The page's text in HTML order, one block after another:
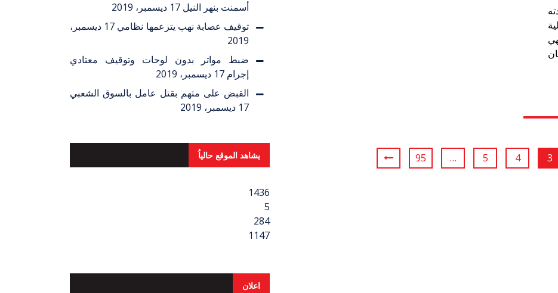
3
4
5
…
95
أسمنت بنهر النيل 17 ديسمبر، 2019
توقيف عصابة نهب يتزعمها نظامي
17 ديسمبر،
2019
ضبط مواتر بدون لوحات وتوقيف معتادي
إجرام 17 ديسمبر، 2019
القبض على متهم بقتل عامل بالسوق الشعبي
17 ديسمبر، 2019
يشاهد الموقع حالياُ
1436
5
284
1147
اعلان